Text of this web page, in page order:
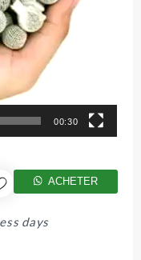
00:30
ACHETER
days